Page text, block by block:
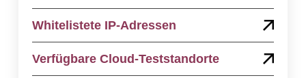
Whitelistete IP-Adressen
Verfügbare Cloud-Teststandorte